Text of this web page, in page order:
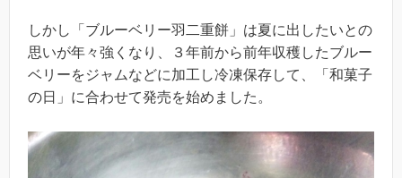
しかし「ブルーベリー羽二重餅」は夏に出したいとの
思いが年々強くなり、３年前から前年収穫したブルー
ベリーをジャムなどに加工し冷凍保存して、「和菓子
の日」に合わせて発売を始めました。